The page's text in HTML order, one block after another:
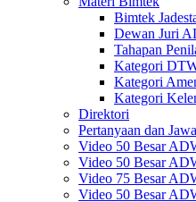
Bimtek
Dewan Juri
Tahapan
Kategori
Kategori
Kategori
Direktori
Pertanyaan dan
Video 50 Besar
Video 50 Besar
Video 75 Besar
Video 50 Besar